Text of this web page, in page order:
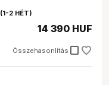
2 HÉT)
Összehasonlítás check_box_outline_blank
14 390 HUF